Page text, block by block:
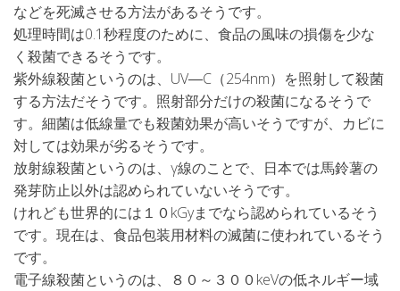
などを死滅させる方法があるそうです。
処理時間は0.1秒程度のために、食品の風味の損傷を少な
く殺菌できるそうです。
紫外線殺菌というのは、UV―C（254nm）を照射して殺菌
する方法だそうです。照射部分だけの殺菌になるそうで
す。細菌は低線量でも殺菌効果が高いそうですが、カビに
対しては効果が劣るそうです。
放射線殺菌というのは、γ線のことで、日本では馬鈴薯の
発芽防止以外は認められていないそうです。
けれども世界的には１０kGyまでなら認められているそう
です。現在は、食品包装用材料の滅菌に使われているそう
です。
電子線殺菌というのは、８０～３００keVの低ネルギー域